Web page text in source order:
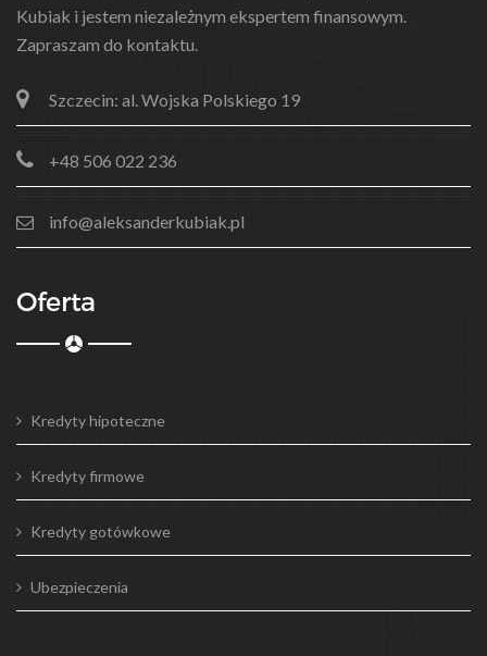
Kubiak i jestem niezależnym ekspertem finansowym.
Zapraszam do kontaktu.
Szczecin: al. Wojska Polskiego 19
+48 506 022 236
info@aleksanderkubiak.pl
Oferta
Kredyty hipoteczne
Kredyty firmowe
Kredyty gotówkowe
Ubezpieczenia